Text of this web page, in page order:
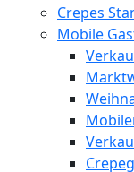
Crepes
Mobile